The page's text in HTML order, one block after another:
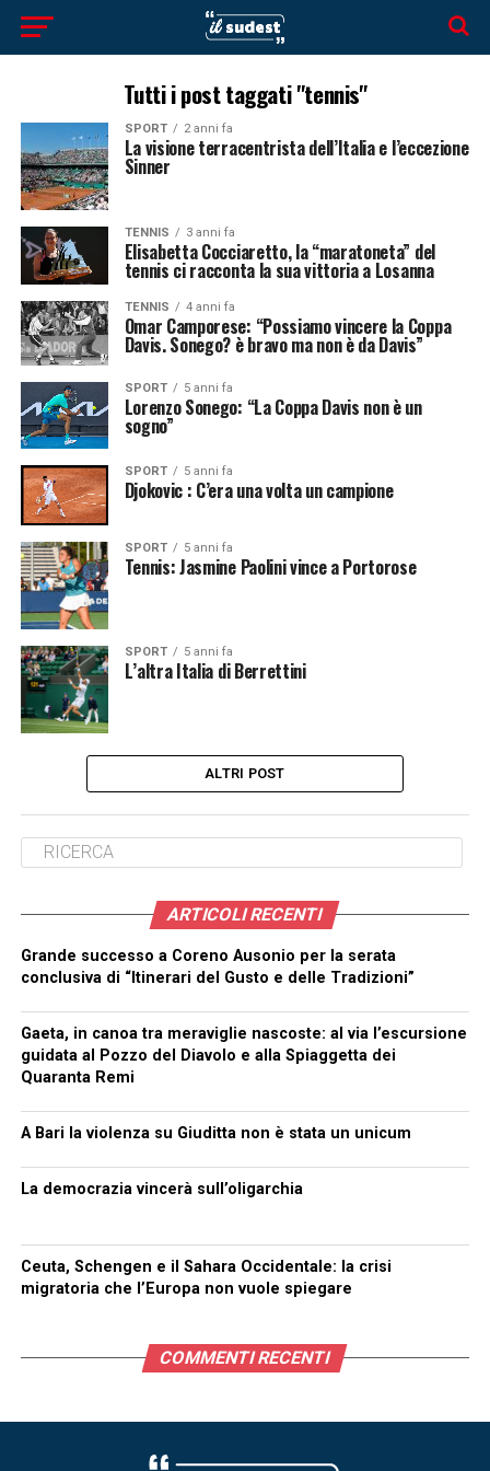
Tutti i post taggati "tennis"
SPORT 2 anni fa
La visione terracentrista dell’Italia e l’eccezione
Sinner
TENNIS 3 anni fa
Elisabetta Cocciaretto, la “maratoneta” del
tennis ci racconta la sua vittoria a Losanna
TENNIS 4 anni fa
Omar Camporese: “Possiamo vincere la Coppa
Davis. Sonego? è bravo ma non è da Davis”
SPORT 5 anni fa
Lorenzo Sonego: “La Coppa Davis non è un
sogno”
SPORT 5 anni fa
Djokovic : C’era una volta un campione
SPORT 5 anni fa
Tennis: Jasmine Paolini vince a Portorose
SPORT 5 anni fa
L’altra Italia di Berrettini
ALTRI POST
ARTICOLI RECENTI
Grande successo a Coreno Ausonio per la serata
conclusiva di “Itinerari del Gusto e delle Tradizioni”
Gaeta, in canoa tra meraviglie nascoste: al via l’escursione
guidata al Pozzo del Diavolo e alla Spiaggetta dei
Quaranta Remi
A Bari la violenza su Giuditta non è stata un unicum
La democrazia vincerà sull’oligarchia
Ceuta, Schengen e il Sahara Occidentale: la crisi
migratoria che l’Europa non vuole spiegare
COMMENTI RECENTI